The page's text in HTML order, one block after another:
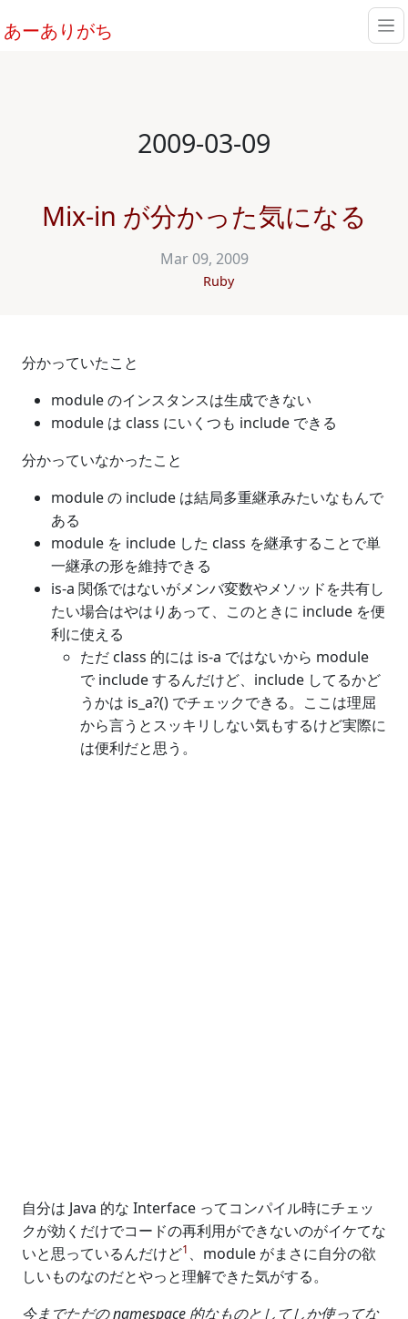
あーありがち
2009-03-09
Mix-in が分かった気になる
Mar 09, 2009
Ruby
分かっていたこと
module のインスタンスは生成できない
module は class にいくつも include できる
分かっていなかったこと
module の include は結局多重継承みたいなもんで
ある
module を include した class を継承することで単
一継承の形を維持できる
is-a 関係ではないがメンバ変数やメソッドを共有し
たい場合はやはりあって、このときに include を便
利に使える
ただ class 的には is-a ではないから module
で include するんだけど、include してるかど
うかは is_a?() でチェックできる。ここは理屈
から言うとスッキリしない気もするけど実際に
は便利だと思う。
自分は Java 的な Interface ってコンパイル時にチェッ
クが効くだけでコードの再利用ができないのがイケてな
いと思っているんだけど1 、module がまさに自分の欲
しいものなのだとやっと理解できた気がする。
今までただの namespace 的なものとしてしか使ってな